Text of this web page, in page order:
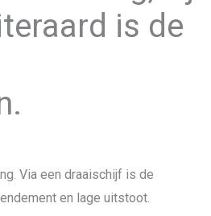
is de
Via een draaischijf is de
en lage uitstoot.